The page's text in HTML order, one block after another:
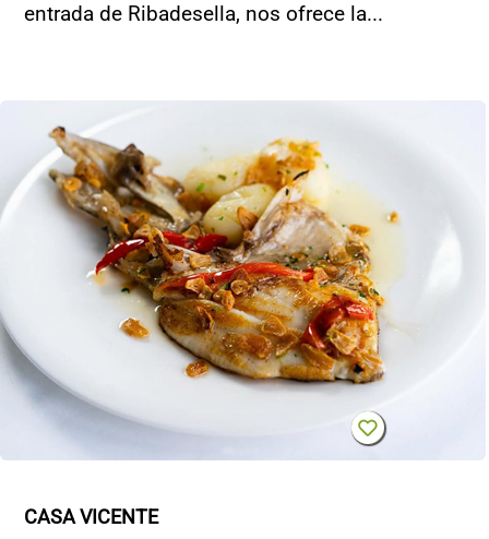
entrada de Ribadesella, nos ofrece la...
CASA VICENTE